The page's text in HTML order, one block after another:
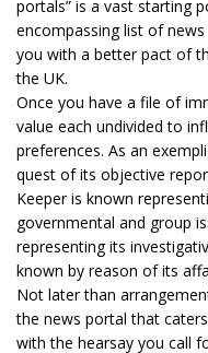
portals” is a vast starting
encompassing list of
you with a better pact of
the UK.
Once you have a file of
value each undivided to
preferences. As an
quest of its objective
Keeper is known
governmental and group
representing its
known by reason of its
Not later than
the news portal that
with the hearsay you call